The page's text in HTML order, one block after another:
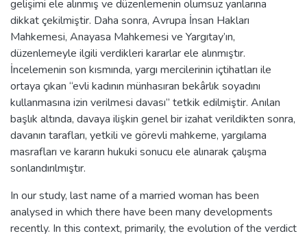
gelişimi ele alınmış ve düzenlemenin olumsuz yanlarına
dikkat çekilmiştir. Daha sonra, Avrupa İnsan Hakları
Mahkemesi, Anayasa Mahkemesi ve Yargıtay’ın,
düzenlemeyle ilgili verdikleri kararlar ele alınmıştır.
İncelemenin son kısmında, yargı mercilerinin içtihatları ile
ortaya çıkan “evli kadının münhasıran bekârlık soyadını
kullanmasına izin verilmesi davası” tetkik edilmiştir. Anılan
başlık altında, davaya ilişkin genel bir izahat verildikten sonra,
davanın tarafları, yetkili ve görevli mahkeme, yargılama
masrafları ve kararın hukuki sonucu ele alınarak çalışma
sonlandırılmıştır.
In our study, last name of a married woman has been
analysed in which there have been many developments
recently. In this context, primarily, the evolution of the verdict